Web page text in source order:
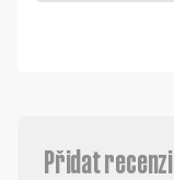
Přidat recenzi